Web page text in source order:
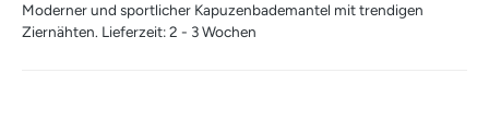
Moderner und sportlicher Kapuzenbademantel mit trendigen
Ziernähten. Lieferzeit: 2 - 3 Wochen